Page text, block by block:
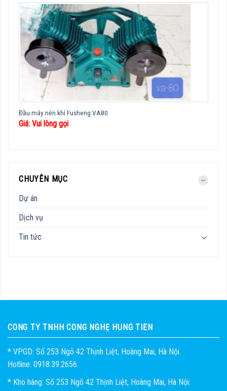
Đầu máy nén khí Fusheng VA80
Giá: Vui lòng gọi
CHUYÊN MỤC
Dự án
Dịch vụ
Tin tức
CÔNG TY TNHH CÔNG NGHỆ HÙNG TIẾN
* VPGD: Số 253 Ngõ 42 Thịnh Liệt, Hoàng Mai, Hà Nội.
Hotline: 0918.39.2656
* Kho hàng: Số 253 Ngõ 42 Thịnh Liệt, Hoàng Mai, Hà Nội.